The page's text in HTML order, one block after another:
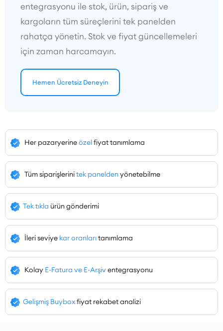
entegrasyonu ile stok, ürün, sipariş ve
kargoların tüm süreçlerini tek panelden
rahatça yönetin. Stok ve fiyat güncellemeleri
için zaman harcamayın.
Hemen Ücretsiz Deneyin
Her pazaryerineözelfiyat tanımlama
Tüm siparişlerinitek paneldenyönetebilme
Tek tıkla ürün gönderimi
İleri seviye kar oranlarıtanımlama
Kolay E-Fatura ve E-Arşiventegrasyonu
Gelişmiş Buyboxfiyat rekabet analizi